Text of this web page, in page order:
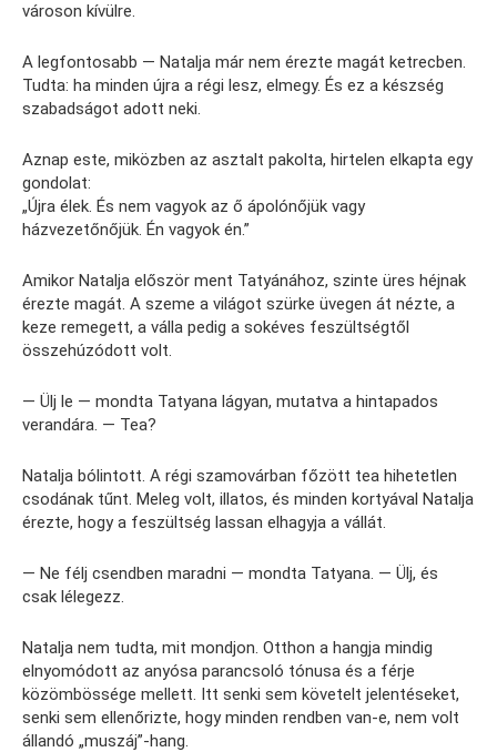
városon kívülre.
A legfontosabb — Natalja már nem érezte magát ketrecben.
Tudta: ha minden újra a régi lesz, elmegy. És ez a készség
szabadságot adott neki.
Aznap este, miközben az asztalt pakolta, hirtelen elkapta egy
gondolat:
„Újra élek. És nem vagyok az ő ápolónőjük vagy
házvezetőnőjük. Én vagyok én.”
Amikor Natalja először ment Tatyánához, szinte üres héjnak
érezte magát. A szeme a világot szürke üvegen át nézte, a
keze remegett, a válla pedig a sokéves feszültségtől
összehúzódott volt.
— Ülj le — mondta Tatyana lágyan, mutatva a hintapados
verandára. — Tea?
Natalja bólintott. A régi szamovárban főzött tea hihetetlen
csodának tűnt. Meleg volt, illatos, és minden kortyával Natalja
érezte, hogy a feszültség lassan elhagyja a vállát.
— Ne félj csendben maradni — mondta Tatyana. — Ülj, és
csak lélegezz.
Natalja nem tudta, mit mondjon. Otthon a hangja mindig
elnyomódott az anyósa parancsoló tónusa és a férje
közömbössége mellett. Itt senki sem követelt jelentéseket,
senki sem ellenőrizte, hogy minden rendben van-e, nem volt
állandó „muszáj”-hang.